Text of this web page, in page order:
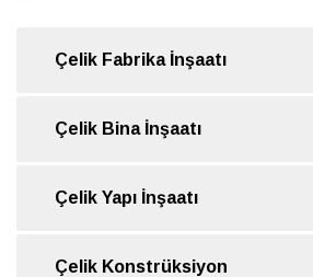
Çelik Fabrika İnşaatı
Çelik Bina İnşaatı
Çelik Yapı İnşaatı
Çelik Konstrüksiyon